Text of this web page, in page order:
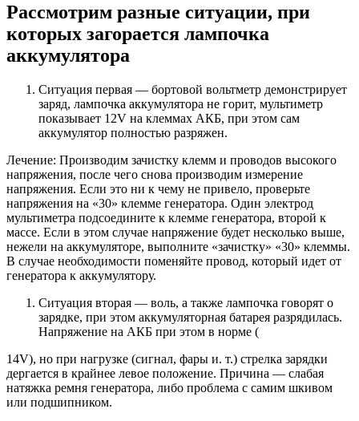
Рассмотрим разные ситуации, при
которых загорается лампочка
аккумулятора
Ситуация первая — бортовой вольтметр демонстрирует
заряд, лампочка аккумулятора не горит, мультиметр
показывает 12V на клеммах АКБ, при этом сам
аккумулятор полностью разряжен.
Лечение: Производим зачистку клемм и проводов высокого
напряжения, после чего снова производим измерение
напряжения. Если это ни к чему не привело, проверьте
напряжения на «30» клемме генератора. Один электрод
мультиметра подсоедините к клемме генератора, второй к
массе. Если в этом случае напряжение будет несколько выше,
нежели на аккумуляторе, выполните «зачистку» «30» клеммы.
В случае необходимости поменяйте провод, который идет от
генератора к аккумулятору.
Ситуация вторая — воль, а также лампочка говорят о
зарядке, при этом аккумуляторная батарея разрядилась.
Напряжение на АКБ при этом в норме (
14V), но при нагрузке (сигнал, фары и. т.) стрелка зарядки
дергается в крайнее левое положение. Причина — слабая
натяжка ремня генератора, либо проблема с самим шкивом
или подшипником.